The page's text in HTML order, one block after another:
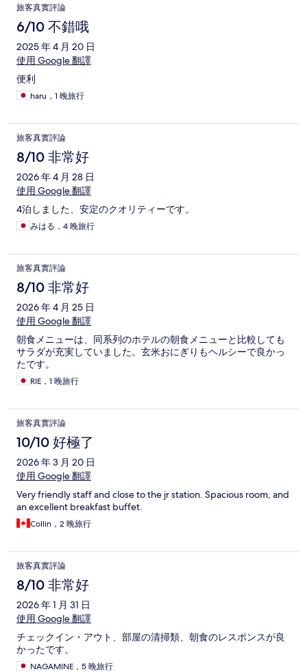
旅客真實評論
6/10 不錯哦
2025 年 4 月 20 日
使用 Google 翻譯
便利
haru，1 晚旅行
旅客真實評論
8/10 非常好
2026 年 4 月 28 日
使用 Google 翻譯
4泊しました、安定のクオリティーです。
みはる，4 晚旅行
旅客真實評論
8/10 非常好
2026 年 4 月 25 日
使用 Google 翻譯
朝食メニューは、同系列のホテルの朝食メニューと比較しても
サラダが充実していました。玄米おにぎりもヘルシーで良かっ
たです。
RIE，1 晚旅行
旅客真實評論
10/10 好極了
2026 年 3 月 20 日
使用 Google 翻譯
Very friendly staff and close to the jr station. Spacious room, and
an excellent breakfast buffet.
Collin，2 晚旅行
旅客真實評論
8/10 非常好
2026 年 1 月 31 日
使用 Google 翻譯
チェックイン・アウト、部屋の清掃類、朝食のレスポンスが良
かったです。
NAGAMINE，5 晚旅行